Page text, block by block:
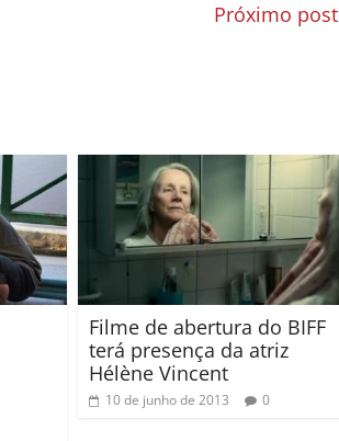
Próximo post
Filme de abertura do BIFF
terá presença da atriz
Hélène Vincent
10 de junho de 2013 0